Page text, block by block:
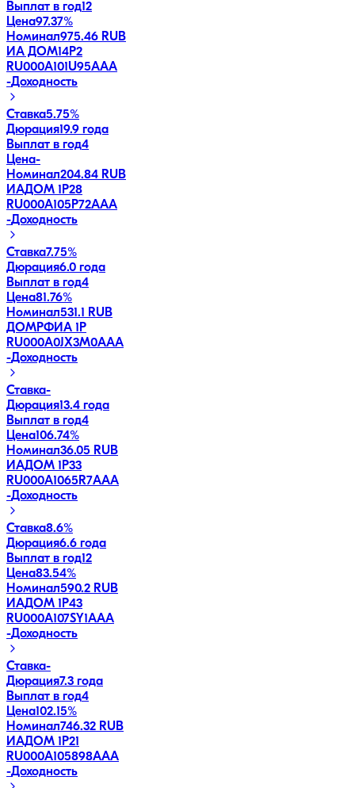
Выплат в год12
Цена97.37%
Номинал975.46 RUB
ИА ДОМ14P2
RU000A101U95AAA
-Доходность
Ставка5.75%
Дюрация19.9 года
Выплат в год4
Цена-
Номинал204.84 RUB
ИАДОМ 1P28
RU000A105P72AAA
-Доходность
Ставка7.75%
Дюрация6.0 года
Выплат в год4
Цена81.76%
Номинал531.1 RUB
ДОМРФИА 1P
RU000A0JX3M0AAA
-Доходность
Ставка-
Дюрация13.4 года
Выплат в год4
Цена106.74%
Номинал36.05 RUB
ИАДОМ 1P33
RU000A1065R7AAA
-Доходность
Ставка8.6%
Дюрация6.6 года
Выплат в год12
Цена83.54%
Номинал590.2 RUB
ИАДОМ 1P43
RU000A107SY1AAA
-Доходность
Ставка-
Дюрация7.3 года
Выплат в год4
Цена102.15%
Номинал746.32 RUB
ИАДОМ 1P21
RU000A105898AAA
-Доходность